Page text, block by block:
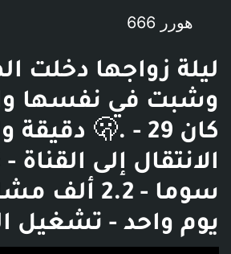
هورر 666
ليلة زواجها دخلت
وشبت في نفسها
الانتقال إلى
سوما - 2.2
يوم واحد - تشغيل